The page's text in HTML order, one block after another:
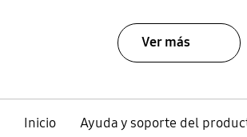
Ver más
Inicio
Ayuda y soporte del